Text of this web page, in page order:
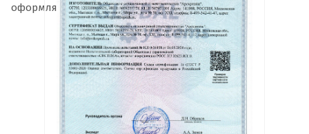
оформляйте заявку онлайн.